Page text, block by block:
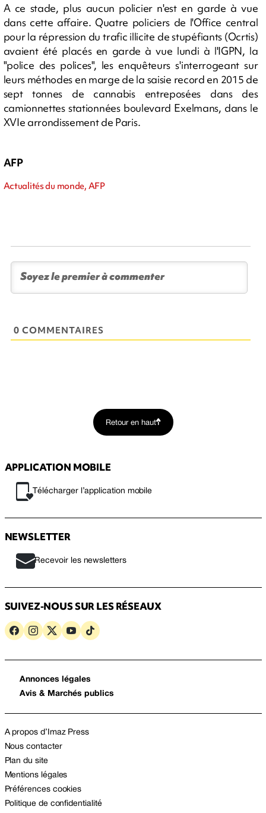
A ce stade, plus aucun policier n'est en garde à vue
dans cette affaire. Quatre policiers de l'Office central
pour la répression du trafic illicite de stupéfiants (Ocrtis)
avaient été placés en garde à vue lundi à l'IGPN, la
"police des polices", les enquêteurs s'interrogeant sur
leurs méthodes en marge de la saisie record en 2015 de
sept tonnes de cannabis entreposées dans des
camionnettes stationnées boulevard Exelmans, dans le
XVIe arrondissement de Paris.
AFP
Actualités du monde, AFP
0 COMMENTAIRES
Retour en haut
APPLICATION MOBILE
Télécharger l’application mobile
NEWSLETTER
Recevoir les newsletters
SUIVEZ-NOUS SUR LES RÉSEAUX
Annonces légales
Avis & Marchés publics
A propos d’Imaz Press
Nous contacter
Plan du site
Mentions légales
Préférences cookies
Politique de confidentialité